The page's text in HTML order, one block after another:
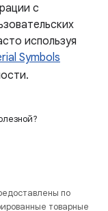
с
используя
Symbols
по
товарные